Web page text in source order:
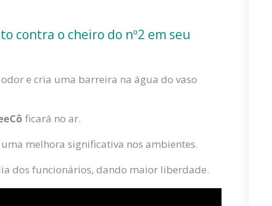
contra o cheiro do nº2 em seu
e cria uma barreira na água do vaso
ficará no ar.
melhora significativa nos ambientes.
dos funcionários, dando maior liberdade.